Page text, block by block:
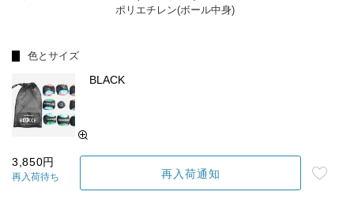
ポリエチレン(ボール中身)
色とサイズ
BLACK
3,850円
再入荷待ち 再入荷通知